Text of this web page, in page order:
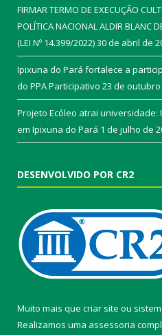
FIRMAR TERMO DE EXECUÇÃO
POLÍTICA NACIONAL ALDIR BLANC
(LEI Nº 14.399/2022)30 de abril de
Ipixuna do Pará fortalece a
do PPA Participativo 23 de outubro
Projeto Ecóleo atrai universidade:
em Ipixuna do Pará 1 de julho de
DESENVOLVIDO POR CR2
Muito mais que criar site ou
Realizamos uma assessoria